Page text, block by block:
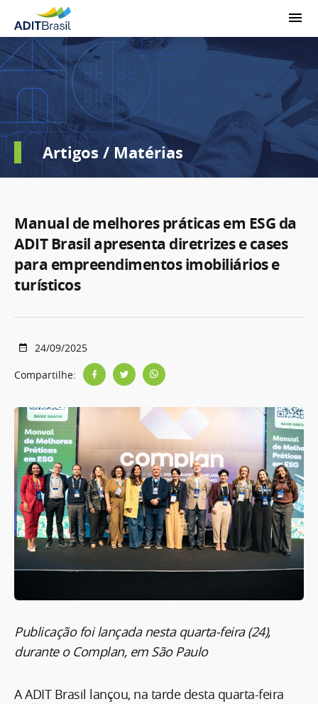
Artigos / Matérias
Manual de melhores práticas em ESG da
ADIT Brasil apresenta diretrizes e cases
para empreendimentos imobiliários e
turísticos
24/09/2025
Compartilhe:
Publicação foi lançada nesta quarta-feira (24),
durante o Complan, em São Paulo
A ADIT Brasil lançou, na tarde desta quarta-feira